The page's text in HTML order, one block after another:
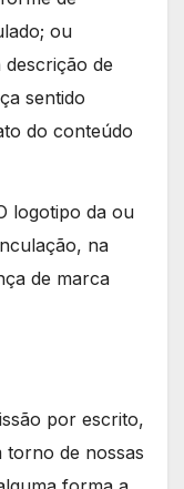
ou
de
sentido
do conteúdo
logotipo da ou
na
de marca
por escrito,
de nossas